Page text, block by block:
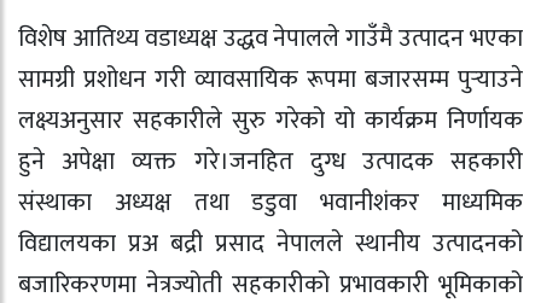
विशेष आतिथ्य वडाध्यक्ष उद्धव नेपालले गाउँमै उत्पादन भएका
सामग्री प्रशोधन गरी व्यावसायिक रूपमा बजारसम्म पुर्‍याउने
लक्ष्यअनुसार सहकारीले सुरु गरेको यो कार्यक्रम निर्णायक
हुने अपेक्षा व्यक्त गरे।जनहित दुग्ध उत्पादक सहकारी
संस्थाका अध्यक्ष तथा डडुवा भवानीशंकर माध्यमिक
विद्यालयका प्रअ बद्री प्रसाद नेपालले स्थानीय उत्पादनको
बजारिकरणमा नेत्रज्योती सहकारीको प्रभावकारी भूमिकाको